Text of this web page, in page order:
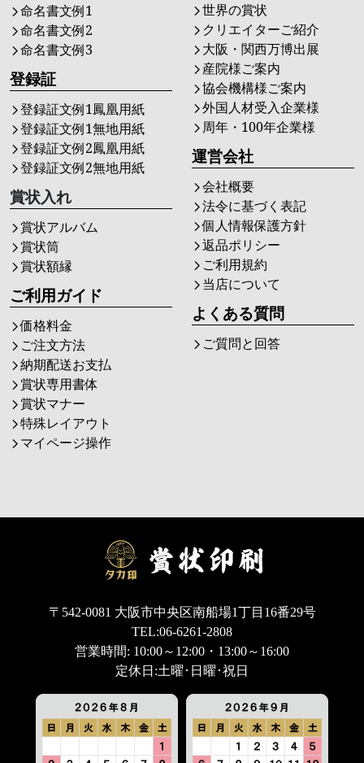
命名書文例1
命名書文例2
命名書文例3
登録証
登録証文例1鳳凰用紙
登録証文例1無地用紙
登録証文例2鳳凰用紙
登録証文例2無地用紙
賞状入れ
賞状アルバム
賞状筒
賞状額縁
ご利用ガイド
価格料金
ご注文方法
納期配送お支払
賞状専用書体
賞状マナー
特殊レイアウト
マイページ操作
世界の賞状
クリエイターご紹介
大阪・関西万博出展
産院様ご案内
協会機構様ご案内
外国人材受入企業様
周年・100年企業様
運営会社
会社概要
法令に基づく表記
個人情報保護方針
返品ポリシー
ご利用規約
当店について
よくある質問
ご質問と回答
〒542-0081 大阪市中央区南船場1丁目16番29号
TEL:06-6261-2808
営業時間: 10:00～12:00・13:00～16:00
定休日:土曜･日曜･祝日